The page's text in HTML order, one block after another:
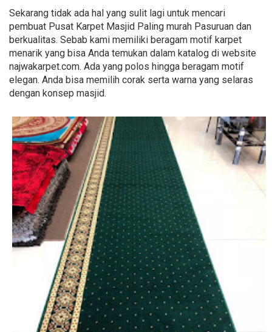
Sekarang tidak ada hal yang sulit lagi untuk mencari
pembuat Pusat Karpet Masjid Paling murah Pasuruan dan
berkualitas. Sebab kami memiliki beragam motif karpet
menarik yang bisa Anda temukan dalam katalog di website
najwakarpet.com. Ada yang polos hingga beragam motif
elegan. Anda bisa memilih corak serta warna yang selaras
dengan konsep masjid.